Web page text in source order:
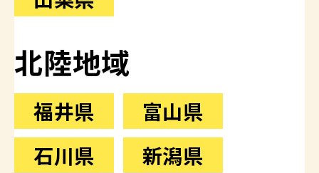
北陸地域
福井県
富山県
石川県
新潟県